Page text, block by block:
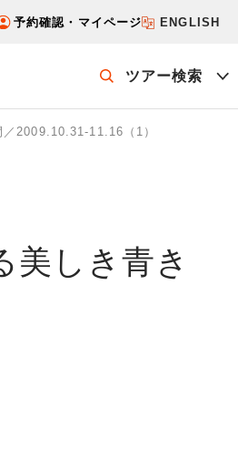
予約確認・マイページ ENGLISH
ツアー検索
2009.10.31-11.16（1）
美しき青き